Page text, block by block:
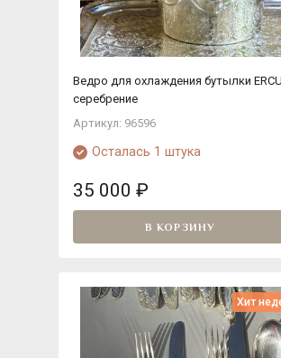
Ведро для охлаждения бутылки
серебрение
Артикул: 96596
Осталась 1 штука
35 000 ₽
В КОРЗИНУ
Хит